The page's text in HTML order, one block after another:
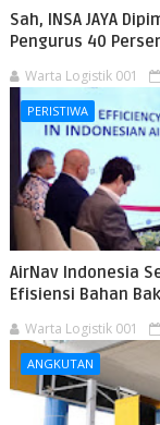
Sah, INSA JAYA
Pengurus 40
Warta Logistik 001
PERISTIWA
AirNav Indonesia
Efisiensi Bahan
Warta Logistik 001
ANGKUTAN